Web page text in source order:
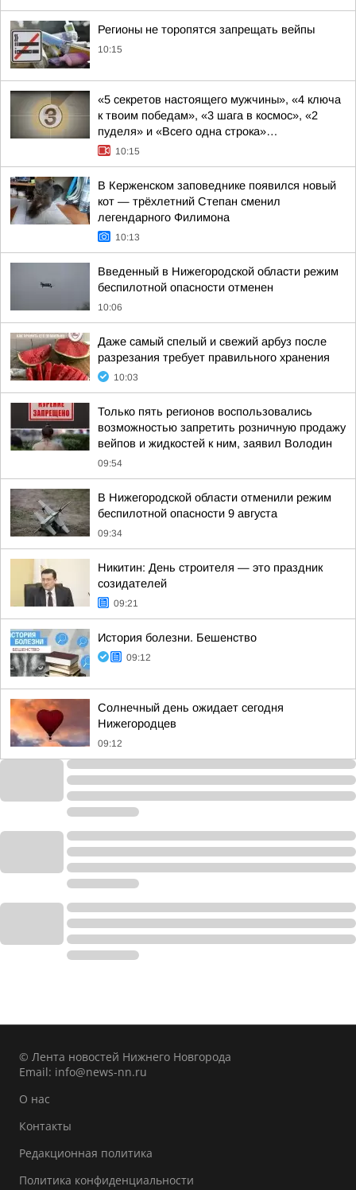
Регионы не торопятся запрещать вейпы
10:15
«5 секретов настоящего мужчины», «4 ключа
к твоим победам», «3 шага в космос», «2
пуделя» и «Всего одна строка»…
10:15
В Керженском заповеднике появился новый
кот — трёхлетний Степан сменил
легендарного Филимона
10:13
Введенный в Нижегородской области режим
беспилотной опасности отменен
10:06
Даже самый спелый и свежий арбуз после
разрезания требует правильного хранения
10:03
Только пять регионов воспользовались
возможностью запретить розничную продажу
вейпов и жидкостей к ним, заявил Володин
09:54
В Нижегородской области отменили режим
беспилотной опасности 9 августа
09:34
Никитин: День строителя — это праздник
созидателей
09:21
История болезни. Бешенство
09:12
Солнечный день ожидает сегодня
Нижегородцев
09:12
© Лента новостей Нижнего Новгорода
Email: info@news-nn.ru
О нас
Контакты
Редакционная политика
Политика конфиденциальности